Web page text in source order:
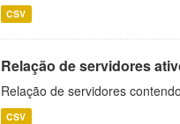
CSV
Relação de servidores
Relação de servidores
CSV